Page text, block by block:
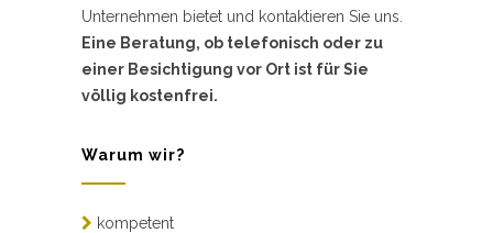
Unternehmen bietet und kontaktieren Sie uns.
Eine Beratung, ob telefonisch oder zu
einer Besichtigung vor Ort ist für Sie
völlig kostenfrei.
Warum wir?
kompetent